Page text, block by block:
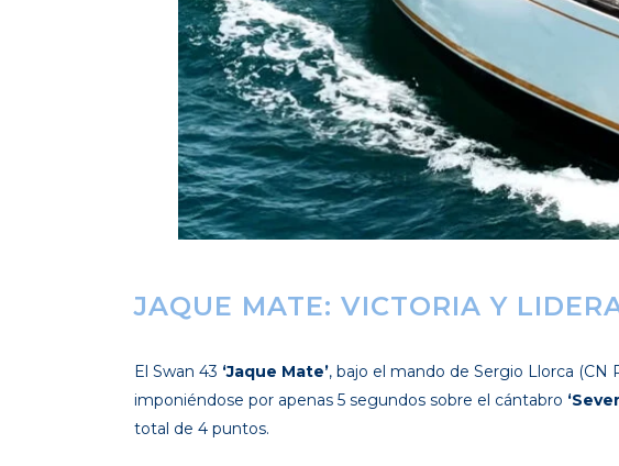
JAQUE MATE: VICTORIA Y
El Swan 43 ‘Jaque Mate’, bajo el mando de Sergio Llorca (CN
imponiéndose por apenas 5 segundos sobre el cántabro
total de 4 puntos.